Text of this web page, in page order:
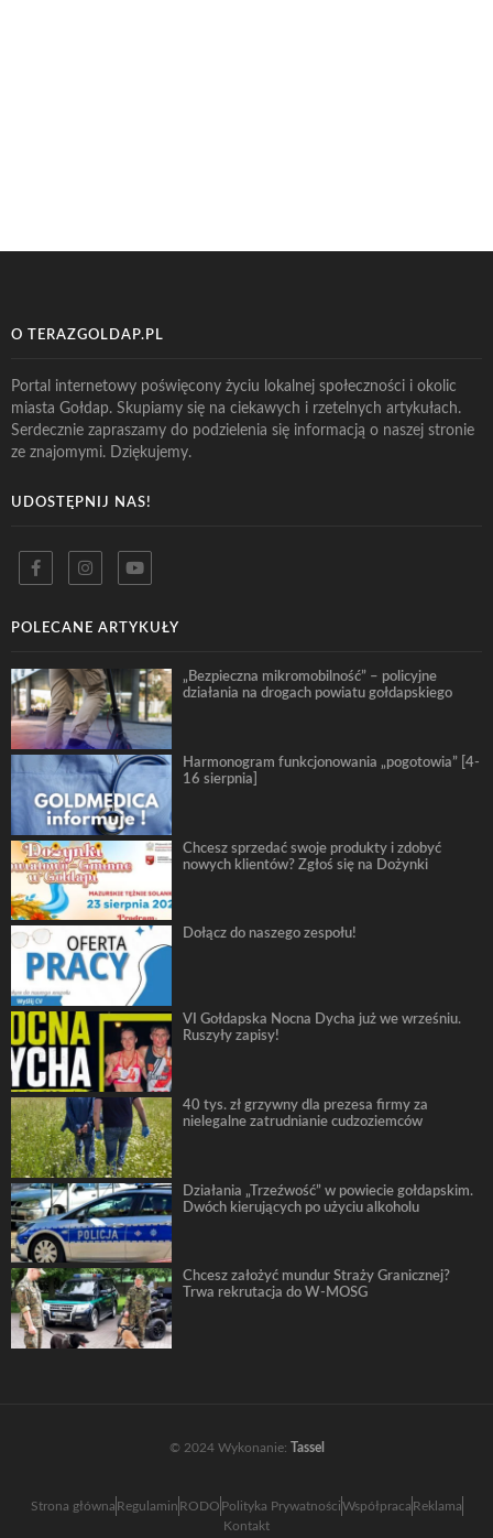
O TERAZGOLDAP.PL
Portal internetowy poświęcony życiu lokalnej społeczności i okolic
miasta Gołdap. Skupiamy się na ciekawych i rzetelnych artykułach.
Serdecznie zapraszamy do podzielenia się informacją o naszej stronie
ze znajomymi. Dziękujemy.
UDOSTĘPNIJ NAS!
POLECANE ARTYKUŁY
„Bezpieczna mikromobilność” – policyjne
działania na drogach powiatu gołdapskiego
Harmonogram funkcjonowania „pogotowia” [4-
16 sierpnia]
Chcesz sprzedać swoje produkty i zdobyć
nowych klientów? Zgłoś się na Dożynki
Dołącz do naszego zespołu!
VI Gołdapska Nocna Dycha już we wrześniu.
Ruszyły zapisy!
40 tys. zł grzywny dla prezesa firmy za
nielegalne zatrudnianie cudzoziemców
Działania „Trzeźwość” w powiecie gołdapskim.
Dwóch kierujących po użyciu alkoholu
Chcesz założyć mundur Straży Granicznej?
Trwa rekrutacja do W-MOSG
© 2024 Wykonanie: Tassel
Strona główna Regulamin RODO Polityka PrywatnościWspółpraca Reklama
Kontakt